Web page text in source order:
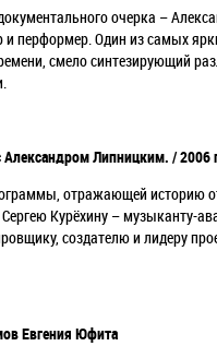
очерка –
и перформер. Один из самых
смело синтезирующий
Александром Липницким. / 2006
отражающей историю
Курёхину – музыканту-
создателю и лидеру
Евгения Юфита